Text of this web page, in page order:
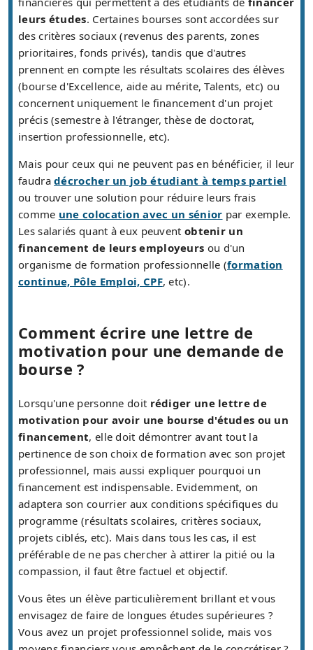
leurs études. Certaines bourses sont accordées sur
des critères sociaux (revenus des parents, zones
prioritaires, fonds privés), tandis que d'autres
prennent en compte les résultats scolaires des élèves
(bourse d'Excellence, aide au mérite, Talents, etc) ou
concernent uniquement le financement d'un projet
précis (semestre à l'étranger, thèse de doctorat,
insertion professionnelle, etc).
Mais pour ceux qui ne peuvent pas en bénéficier, il leur
faudradécrocher un job étudiant à temps partiel
ou trouver une solution pour réduire leurs frais
comme une colocation avec un sénior par exemple.
Les salariés quant à eux peuvent obtenir un
financement de leurs employeurs ou d'un
organisme de formation professionnelle (formation
continue, Pôle Emploi, CPF, etc).
Comment écrire une lettre de
motivation pour une demande de
bourse ?
Lorsqu'une personne doit rédiger une lettre de
motivation pour avoir une bourse d'études ou un
financement, elle doit démontrer avant tout la
pertinence de son choix de formation avec son projet
professionnel, mais aussi expliquer pourquoi un
financement est indispensable. Evidemment, on
adaptera son courrier aux conditions spécifiques du
programme (résultats scolaires, critères sociaux,
projets ciblés, etc). Mais dans tous les cas, il est
préférable de ne pas chercher à attirer la pitié ou la
compassion, il faut être factuel et objectif.
Vous êtes un élève particulièrement brillant et vous
envisagez de faire de longues études supérieures ?
Vous avez un projet professionnel solide, mais vos